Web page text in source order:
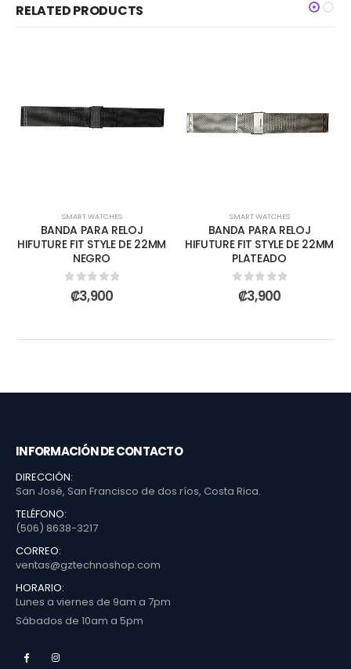
RELATED PRODUCTS
SMART WATCHES
BANDA PARA RELOJ
HIFUTURE FIT STYLE DE 22MM
NEGRO
out of 5
₡3,900
SMART WATCHES
BANDA PARA RELOJ
HIFUTURE FIT STYLE DE 22MM
PLATEADO
out of 5
₡3,900
INFORMACIÓN DE CONTACTO
DIRECCIÓN:
San José, San Francisco de dos ríos, Costa Rica.
TELÉFONO:
(506) 8638-3217
CORREO:
ventas@gztechnoshop.com
HORARIO:
Lunes a viernes de 9am a 7pm
Sábados de 10am a 5pm